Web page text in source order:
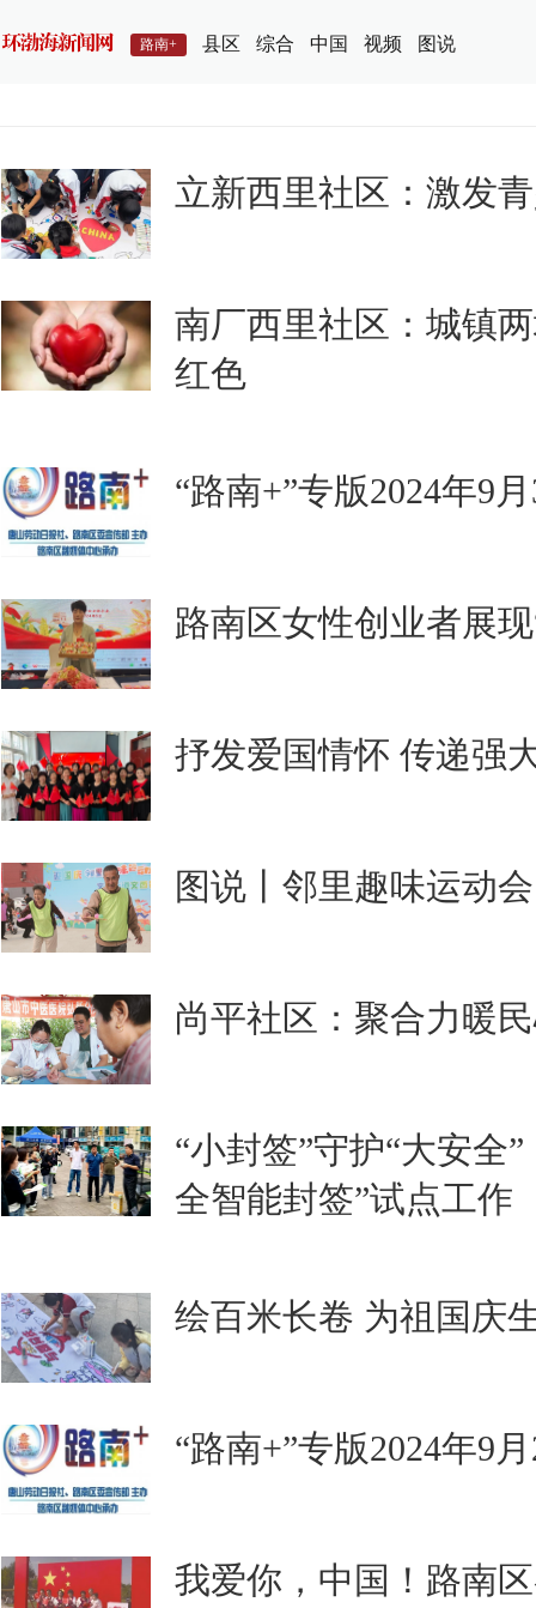
路南+ 县区 综合 中国 视频 图说
立新西里社区：激发
南厂西里社区：城镇
红色
“路南+”专版2024年9
路南区女性创业者展
抒发爱国情怀 传递强
图说丨邻里趣味运动会
尚平社区：聚合力暖
“小封签”守护“大安全
全智能封签”试点工作
绘百米长卷 为祖国庆
“路南+”专版2024年9
我爱你，中国！路南